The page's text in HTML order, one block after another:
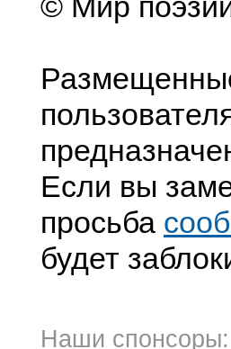
Если вы
просьба
будет
Наши спонсоры: